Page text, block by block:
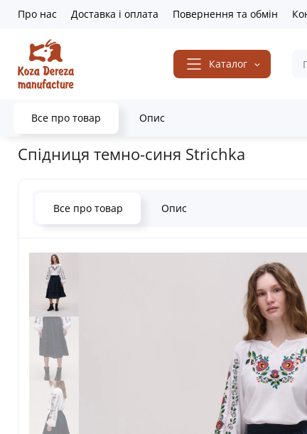
Про нас Доставка і оплата Повернення та обмін
Каталог
Все про товар Опис
Головна Вишитий одяг Машинна вишивка
Спідниця темно-синя Strichka
Все про товар Опис